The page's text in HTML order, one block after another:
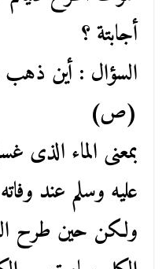
أجابتة ؟
السؤال : أين
(ص)
بمعنى الماء الذى
عليه وسلم عند وفاته
ولكن حين طرح